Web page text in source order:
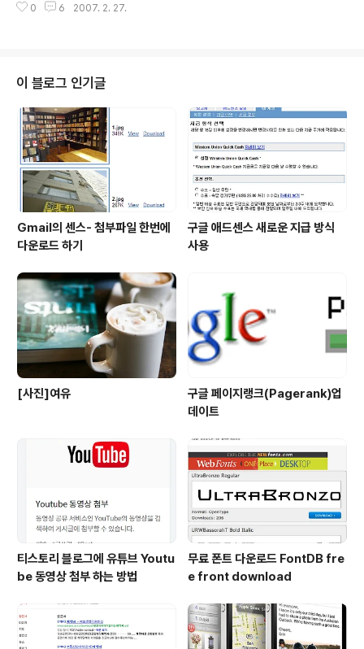
재현해 줍니다. HTML 생성기능을 이용해서 그림이나 사
frame, form filler, site group, quick-search, auto
ou convenient and comfortable browsing. All f..
0 6 2007. 2. 27.
이 블로그 인기글
Gmail의 센스- 첨부파일 한번에
다운로드 하기
구글 애드센스 새로운 지급 방식
사용
[사진]여유
구글 페이지랭크(Pagerank)업
데이트
티스토리 블로그에 유튜브 Youtu
be 동영상 첨부 하는 방법
무료 폰트 다운로드 FontDB fre
e front download